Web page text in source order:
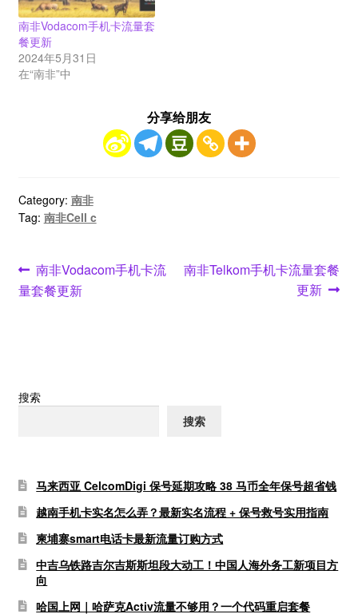
南非Vodacom手机卡流量套
餐更新
2024年5月31日
在“南非”中
分享给朋友
Category: 南非
Tag: 南非Cell c
文
章
Previous
post:
南非Vodacom手机卡流
量套餐更新
Next
南非Telkom手机卡流量套餐
更新
搜索
搜索
马来西亚 CelcomDigi 保号延期攻略 38 马币全年保号超省钱
越南手机卡实名怎么弄？最新实名流程 + 保号救号实用指南
柬埔寨smart电话卡最新流量订购方式
中吉乌铁路吉尔吉斯斯坦段大动工！中国人海外务工新项目方
向
哈国上网｜哈萨克Activ流量不够用？一个代码重启套餐